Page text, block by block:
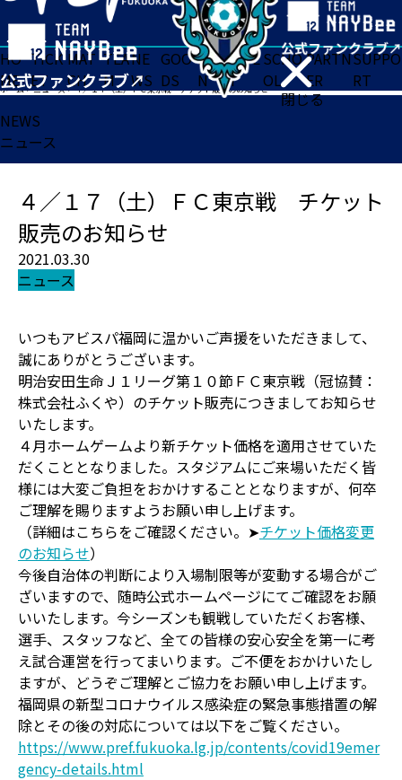
閉じる
HO
ME
TICK
ET
MAT
CH
TEA
M
NE
WS
GOO
DS
FA
N
ACADE
MY
SCHO
OL
PARTN
ER
SUPPO
RT
ホーム>ニュース>４／１７（土）ＦＣ東京戦 チケット販売のお知らせ
NEWS
ニュース
４／１７（土）ＦＣ東京戦 チケット
販売のお知らせ
2021.03.30
ニュース
いつもアビスパ福岡に温かいご声援をいただきまして、
誠にありがとうございます。
明治安田生命Ｊ１リーグ第１０節ＦＣ東京戦（冠協賛：
株式会社ふくや）のチケット販売につきましてお知らせ
いたします。
４月ホームゲームより新チケット価格を適用させていた
だくこととなりました。スタジアムにご来場いただく皆
様には大変ご負担をおかけすることとなりますが、何卒
ご理解を賜りますようお願い申し上げます。
（詳細はこちらをご確認ください。➤チケット価格変更
のお知らせ）
今後自治体の判断により入場制限等が変動する場合がご
ざいますので、随時公式ホームページにてご確認をお願
いいたします。今シーズンも観戦していただくお客様、
選手、スタッフなど、全ての皆様の安心安全を第一に考
え試合運営を行ってまいります。ご不便をおかけいたし
ますが、どうぞご理解とご協力をお願い申し上げます。
福岡県の新型コロナウイルス感染症の緊急事態措置の解
除とその後の対応については以下をご覧ください。
https://www.pref.fukuoka.lg.jp/contents/covid19emer
gency-details.html